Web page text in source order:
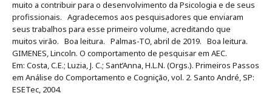
muito a contribuir para o desenvolvimento da Psicologia e de seus
profissionais. Agradecemos aos pesquisadores que enviaram
seus trabalhos para esse primeiro volume, acreditando que
muitos virão. Boa leitura. Palmas-TO, abril de 2019. Boa leitura.
GIMENES, Lincoln. O comportamento de pesquisar em AEC.
Em: Costa, C.E.; Luzia, J. C.; Sant’Anna, H.L.N. (Orgs.). Primeiros Passos
em Análise do Comportamento e Cognição, vol. 2. Santo André, SP:
ESETec, 2004.